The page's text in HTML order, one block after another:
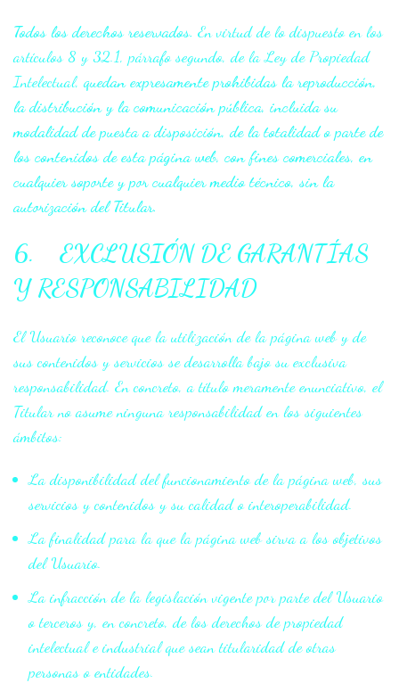
Todos los derechos reservados. En virtud de lo dispuesto en los
artículos 8 y 32.1, párrafo segundo, de la Ley de Propiedad
Intelectual,quedan expresamente prohibidas la reproducción,
la distribución y la comunicación pública, incluida su
modalidad de puesta a disposición, de la totalidad o parte de
los contenidos de esta página web, con fines comerciales, en
cualquier soporte y por cualquier medio técnico, sin la
autorización del Titular.
6. EXCLUSIÓN DE GARANTÍAS
Y RESPONSABILIDAD
El Usuario reconoce que la utilización de la página web y de
sus contenidos y servicios se desarrolla bajo su exclusiva
responsabilidad. En concreto, a título meramente enunciativo, el
Titular no asume ninguna responsabilidad en los siguientes
ámbitos:
La disponibilidad del funcionamiento de la página web, sus
servicios y contenidos y su calidad o interoperabilidad.
La finalidad para la que la página web sirva a los objetivos
del Usuario.
La infracción de la legislación vigente por parte del Usuario
o terceros y, en concreto, de los derechos de propiedad
intelectual e industrial que sean titularidad de otras
personas o entidades.